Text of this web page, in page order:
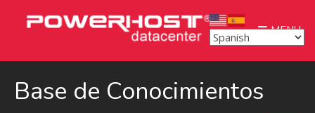
MENU
Base de Conocimientos